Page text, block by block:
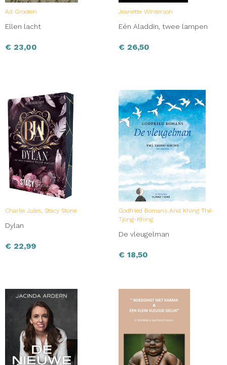
Ad Grooten
Ellen lacht
€ 23,00
Jeanette Winterson
Eén Aladdin, twee lampen
€ 26,50
Charlie Jules, Stacy Stone
Dylan
€ 22,99
Godfried Bomans And Khing Thé
Tjong-Khing
De vleugelman
€ 18,50